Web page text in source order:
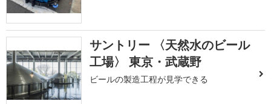
サントリー 〈天然水のビール
工場〉 東京・武蔵野
ビールの製造工程が見学できる